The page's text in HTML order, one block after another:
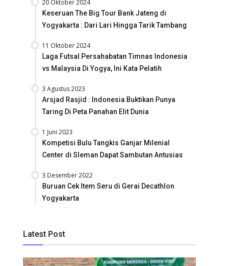
20 Oktober 2024
Keseruan The Big Tour Bank Jateng di
Yogyakarta : Dari Lari Hingga Tarik Tambang
11 Oktober 2024
Laga Futsal Persahabatan Timnas Indonesia
vs Malaysia Di Yogya, Ini Kata Pelatih
3 Agustus 2023
Arsjad Rasjid : Indonesia Buktikan Punya
Taring Di Peta Panahan Elit Dunia
1 Juni 2023
Kompetisi Bulu Tangkis Ganjar Milenial
Center di Sleman Dapat Sambutan Antusias
3 Desember 2022
Buruan Cek Item Seru di Gerai Decathlon
Yogyakarta
Latest Post